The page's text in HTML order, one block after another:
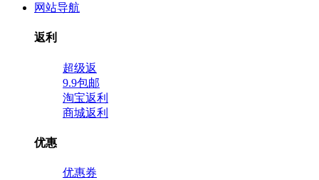
网站导航
返利
超级返
9.9包邮
淘宝返利
商城返利
优惠
优惠券